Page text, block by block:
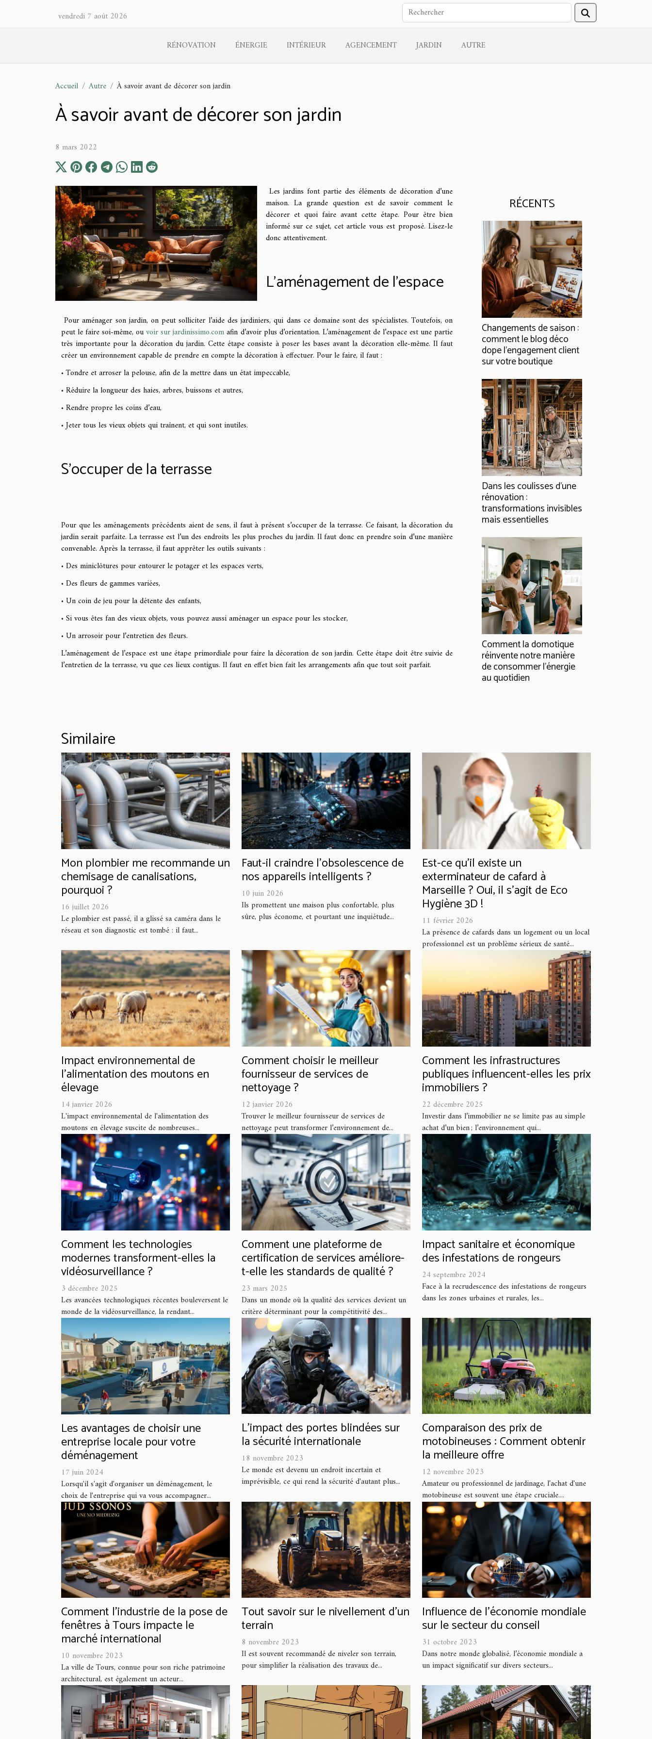
vendredi 7 août 2026
RÉNOVATION ÉNERGIE INTÉRIEUR AGENCEMENT JARDIN AUTRE
Accueil Autre À savoir avant de décorer son jardin
À savoir avant de décorer son jardin
8 mars 2022
Les jardins font partie des éléments de décoration d’une
maison. La grande question est de savoir comment le
décorer et quoi faire avant cette étape. Pour être bien
informé sur ce sujet, cet article vous est proposé. Lisez-le
donc attentivement.
L’aménagement de l’espace
Pour aménager son jardin, on peut solliciter l’aide des jardiniers, qui dans ce domaine sont des spécialistes. Toutefois, on
peut le faire soi-même, ouvoir sur jardinissimo.comafin d’avoir plus d’orientation. L’aménagement de l’espace est une partie
très importante pour la décoration du jardin. Cette étape consiste à poser les bases avant la décoration elle-même. Il faut
créer un environnement capable de prendre en compte la décoration à effectuer. Pour le faire, il faut :
• Tondre et arroser la pelouse, afin de la mettre dans un état impeccable,
• Réduire la longueur des haies, arbres, buissons et autres,
• Rendre propre les coins d’eau,
• Jeter tous les vieux objets qui traînent, et qui sont inutiles.
S’occuper de la terrasse
Pour que les aménagements précédents aient de sens, il faut à présent s’occuper de la terrasse. Ce faisant, la décoration du
jardin serait parfaite. La terrasse est l’un des endroits les plus proches du jardin. Il faut donc en prendre soin d’une manière
convenable. Après la terrasse, il faut apprêter les outils suivants :
• Des miniclôtures pour entourer le potager et les espaces verts,
• Des fleurs de gammes variées,
• Un coin de jeu pour la détente des enfants,
• Si vous êtes fan des vieux objets, vous pouvez aussi aménager un espace pour les stocker,
• Un arrosoir pour l’entretien des fleurs.
L’aménagement de l’espace est une étape primordiale pour faire la décoration de son jardin. Cette étape doit être suivie de
l’entretien de la terrasse, vu que ces lieux contigus. Il faut en effet bien fait les arrangements afin que tout soit parfait.
RÉCENTS
Changements de saison :
comment le blog déco
dope l’engagement client
sur votre boutique
Dans les coulisses d'une
rénovation :
transformations invisibles
mais essentielles
Comment la domotique
réinvente notre manière
de consommer l'énergie
au quotidien
Similaire
Mon plombier me recommande un
chemisage de canalisations,
pourquoi ?
16 juillet 2026
Le plombier est passé, il a glissé sa caméra dans le
réseau et son diagnostic est tombé : il faut...
Faut-il craindre l’obsolescence de
nos appareils intelligents ?
10 juin 2026
Ils promettent une maison plus confortable, plus
sûre, plus économe, et pourtant une inquiétude...
Est-ce qu’il existe un
exterminateur de cafard à
Marseille ? Oui, il s'agit de Eco
Hygiène 3D !
11 février 2026
La présence de cafards dans un logement ou un local
professionnel est un problème sérieux de santé...
Impact environnemental de
l'alimentation des moutons en
élevage
14 janvier 2026
L'impact environnemental de l'alimentation des
moutons en élevage suscite de nombreuses...
Comment choisir le meilleur
fournisseur de services de
nettoyage ?
12 janvier 2026
Trouver le meilleur fournisseur de services de
nettoyage peut transformer l’environnement de...
Comment les infrastructures
publiques influencent-elles les prix
immobiliers ?
22 décembre 2025
Investir dans l’immobilier ne se limite pas au simple
achat d’un bien ; l’environnement qui...
Comment les technologies
modernes transforment-elles la
vidéosurveillance ?
3 décembre 2025
Les avancées technologiques récentes bouleversent le
monde de la vidéosurveillance, la rendant...
Comment une plateforme de
certification de services améliore-
t-elle les standards de qualité ?
23 mars 2025
Dans un monde où la qualité des services devient un
critère déterminant pour la compétitivité des...
Impact sanitaire et économique
des infestations de rongeurs
24 septembre 2024
Face à la recrudescence des infestations de rongeurs
dans les zones urbaines et rurales, les...
Les avantages de choisir une
entreprise locale pour votre
déménagement
17 juin 2024
Lorsqu'il s'agit d'organiser un déménagement, le
choix de l'entreprise qui va vous accompagner...
L'impact des portes blindées sur
la sécurité internationale
18 novembre 2023
Le monde est devenu un endroit incertain et
imprévisible, ce qui rend la sécurité d'autant plus...
Comparaison des prix de
motobineuses : Comment obtenir
la meilleure offre
12 novembre 2023
Amateur ou professionnel de jardinage, l'achat d'une
motobineuse est souvent une étape cruciale....
Comment l'industrie de la pose de
fenêtres à Tours impacte le
marché international
10 novembre 2023
La ville de Tours, connue pour son riche patrimoine
architectural, est également un acteur...
Tout savoir sur le nivellement d’un
terrain
8 novembre 2023
Il est souvent recommandé de niveler son terrain,
pour simplifier la réalisation des travaux de...
Influence de l'économie mondiale
sur le secteur du conseil
31 octobre 2023
Dans notre monde globalisé, l’économie mondiale a
un impact significatif sur divers secteurs...